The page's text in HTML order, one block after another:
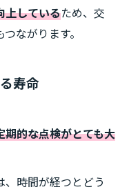
上しているため、交
つながります。
寿命
期的な点検がとても大
時間が経つとどう